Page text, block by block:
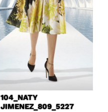
104_NATY
JIMENEZ_809_5227